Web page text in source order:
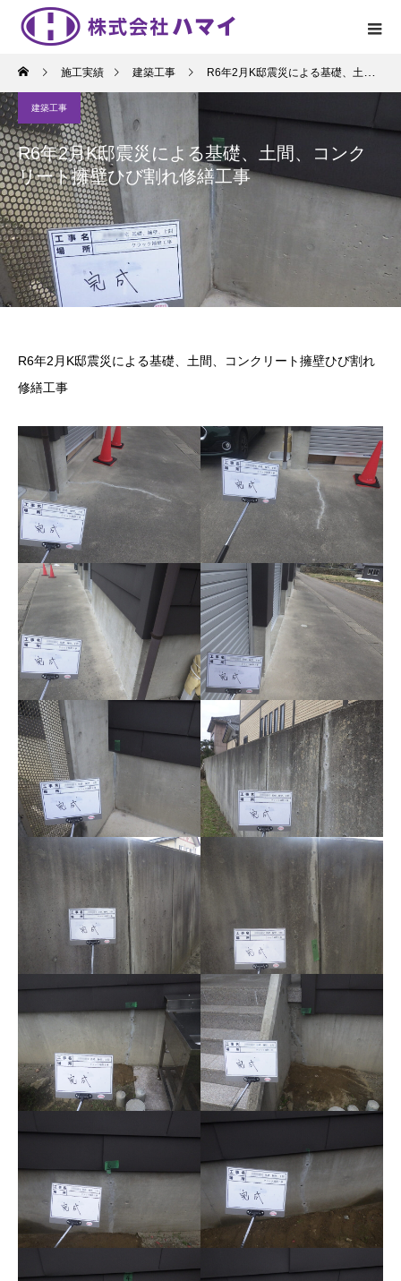
施工実績 建築工事 R6年2月K邸震災による基礎、土間、コンクリート擁壁ひび割れ修繕工事
建築工事
R6年2月K邸震災による基礎、土間、コンク
リート擁壁ひび割れ修繕工事
R6年2月K邸震災による基礎、土間、コンクリート擁壁ひび割れ
修繕工事